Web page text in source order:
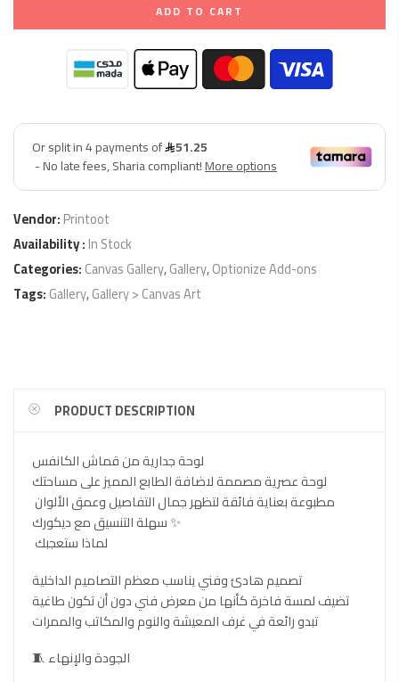
ADD TO CART
Vendor:Printoot
Availability :In Stock
Categories:Canvas Gallery,Gallery,Optionize Add-ons
Tags:Gallery,Gallery > Canvas Art
PRODUCT DESCRIPTION
لوحة جدارية من قماش الكانفس
سهلة التنسيق مع ديكورك ✨
لماذا ستعجبك
تصميم هادئ وفني يناسب معظم التصاميم الداخلية
تضيف لمسة فاخرة كأنها من معرض فني دون أن تكون طاغية
تبدو رائعة في غرف المعيشة والنوم والمكاتب والممرات
🧵 الجودة والإنهاء